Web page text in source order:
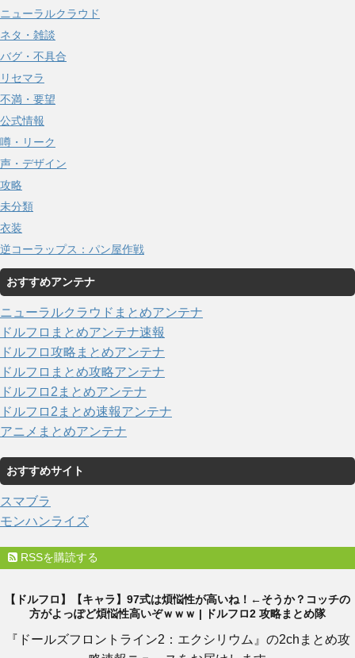
ニューラルクラウド
ネタ・雑談
バグ・不具合
リセマラ
不満・要望
公式情報
噂・リーク
声・デザイン
攻略
未分類
衣装
逆コーラップス：パン屋作戦
おすすめアンテナ
ニューラルクラウドまとめアンテナ
ドルフロまとめアンテナ速報
ドルフロ攻略まとめアンテナ
ドルフロまとめ攻略アンテナ
ドルフロ2まとめアンテナ
ドルフロ2まとめ速報アンテナ
アニメまとめアンテナ
おすすめサイト
スマブラ
モンハンライズ
RSSを購読する
【ドルフロ】【キャラ】97式は煩悩性が高いね！←そうか？コッチの
方がよっぽど煩悩性高いぞｗｗｗ | ドルフロ2 攻略まとめ隊
『ドールズフロントライン2：エクシリウム』の2chまとめ攻